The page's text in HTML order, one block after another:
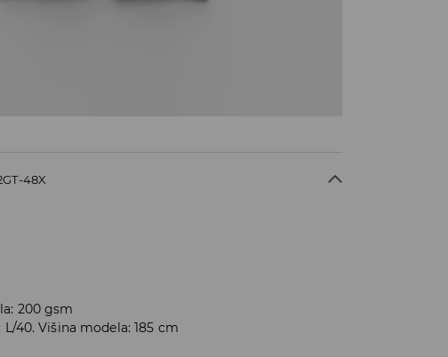
48X
200 gsm
40. Višina modela: 185 cm